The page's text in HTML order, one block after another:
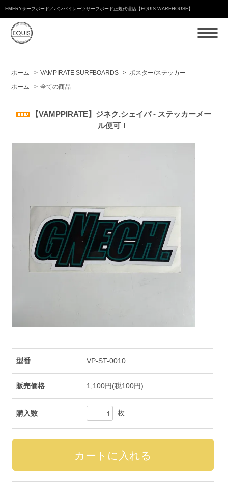
EMERYサーフボード／バンパイレーツサーフボード正規代理店【EQUIS WAREHOUSE】
ホーム > VAMPIRATE SURFBOARDS > ポスター/ステッカー
ホーム
> 全ての商品
【VAMPPIRATE】ジネク.シェイパ - ステッカーメー
ル便可！
型番 VP-ST-0010
販売価格 1,100円(税100円)
購入数 枚